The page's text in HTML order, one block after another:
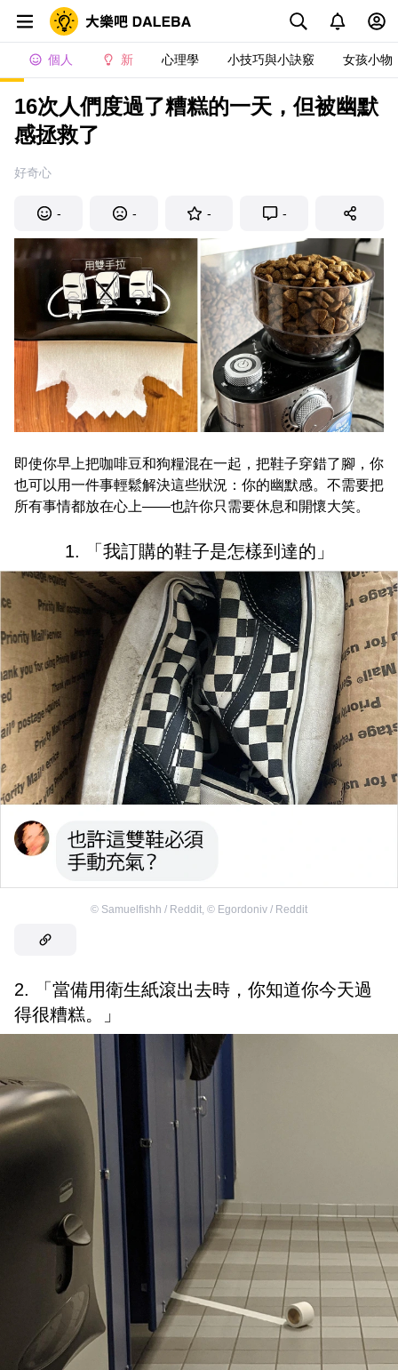
個人 新 心理學 小技巧與小訣竅 女孩小物
16次人們度過了糟糕的一天，但被幽默
感拯救了
好奇心
- - - -
即使你早上把咖啡豆和狗糧混在一起，把鞋子穿錯了腳，你
也可以用一件事輕鬆解決這些狀況：你的幽默感。不需要把
所有事情都放在心上——也許你只需要休息和開懷大笑。
1. 「我訂購的鞋子是怎樣到達的」
© Samuelfishh / Reddit, © Egordoniv / Reddit
2. 「當備用衛生紙滾出去時，你知道你今天過
得很糟糕。」